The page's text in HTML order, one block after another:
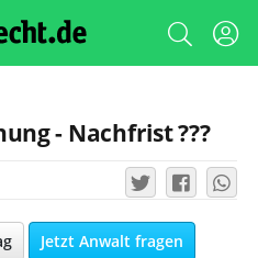
- Nachfrist ???
Jetzt Anwalt fragen